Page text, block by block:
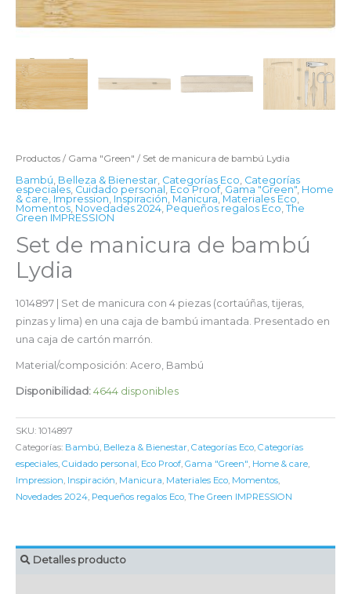
Productos / Gama "Green" / Set de manicura de bambú Lydia
Bambú, Belleza & Bienestar, Categorías Eco, Categorías
especiales, Cuidado personal , Eco Proof, Gama "Green", Home
& care, Impression, Inspiración, Manicura, Materiales Eco,
Momentos, Novedades 2024, Pequeños regalos Eco, The
Green IMPRESSION
Set de manicura de bambú
Lydia
1014897 | Set de manicura con 4 piezas (cortaúñas, tijeras,
pinzas y lima) en una caja de bambú imantada. Presentado en
una caja de cartón marrón.
Material/composición: Acero, Bambú
Disponibilidad: 4644 disponibles
SKU: 1014897
Categorías: Bambú Belleza & Bienestar Categorías Eco Categorías
especiales Cuidado personal Eco Proof Gama "Green" Home & care
Impression Inspiración Manicura Materiales Eco Momentos
Novedades 2024 Pequeños regalos Eco The Green IMPRESSION
Detalles producto